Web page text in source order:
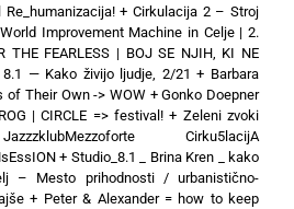
Re_humanizacija!+Cirkulacija 2 – Stroj
Improvement Machine in Celje | 2.
THE FEARLESS | BOJ SE NJIH, KI NE
8.1 — Kako živijo ljudje, 2/21 + Barbara
of Their Own -> WOW+Gonko Doepner
| CIRCLE => festival! + Zeleni zvoki
JazzzklubMezzoforte Cirku5lacijA
+ Studio_8.1 _ Brina Kren _ kako
– Mesto prihodnosti / urbanistično-
+ Peter & Alexander = how to keep